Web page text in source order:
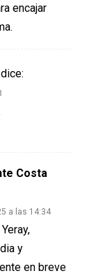
encajar
dice:
Costa
a las 14:34
y
en breve